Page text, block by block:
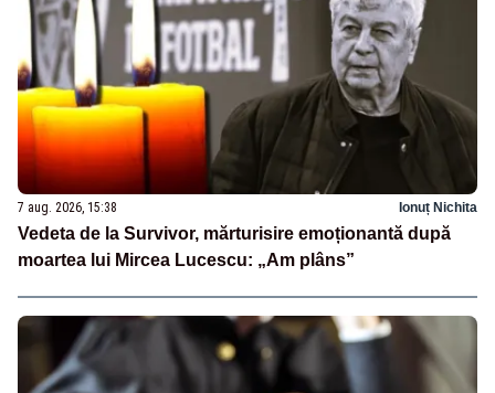
7 aug. 2026, 15:38 Ionuț Nichita
Vedeta de la Survivor, mărturisire emoționantă după
moartea lui Mircea Lucescu: „Am plâns”